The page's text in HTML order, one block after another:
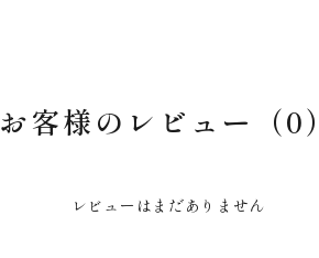
お客様のレビュー（0）
レビューはまだありません